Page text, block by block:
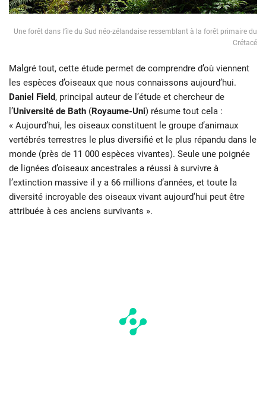
Une forêt dans l’île du Sud néo-zélandaise ressemblant à la forêt primaire du
Crétacé
Malgré tout, cette étude permet de comprendre d’où viennent
les espèces d’oiseaux que nous connaissons aujourd’hui.
Daniel Field, principal auteur de l’étude et chercheur de
l’Université de Bath (Royaume-Uni) résume tout cela :
« Aujourd’hui, les oiseaux constituent le groupe d’animaux
vertébrés terrestres le plus diversifié et le plus répandu dans le
monde (près de 11 000 espèces vivantes). Seule une poignée
de lignées d’oiseaux ancestrales a réussi à survivre à
l’extinction massive il y a 66 millions d’années, et toute la
diversité incroyable des oiseaux vivant aujourd’hui peut être
attribuée à ces anciens survivants ».